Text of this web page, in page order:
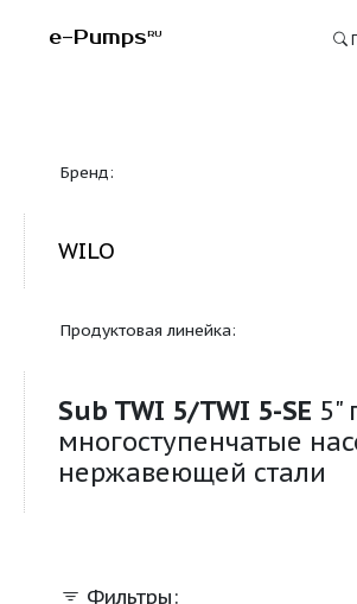
e-Pumps
Sub TWI 5/TWI 5-SE